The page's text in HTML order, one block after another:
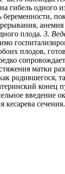
гибель одного
беременности,
плода. 3.
плодов,
матки
родившегося,
конец
кесарева сечения.